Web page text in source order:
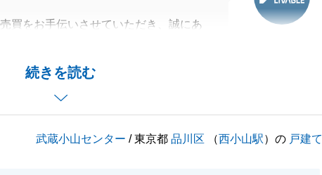
続きを読む
買をお手伝いさせていただき、誠にあ
のご売却を、私にお任せいただけまし
す。
、心より安堵いたしました。
にお声がけいただければ幸いでござい
武蔵小山センター / 東京都品川区 （西小山駅）の 戸建て